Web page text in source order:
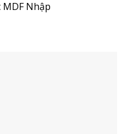
Nhập